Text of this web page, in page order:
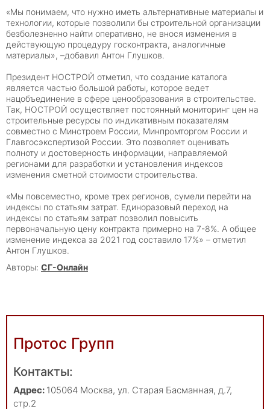
«Мы понимаем, что нужно иметь альтернативные материалы и
технологии, которые позволили бы строительной организации
безболезненно найти оперативно, не внося изменения в
действующую процедуру госконтракта, аналогичные
материалы», –добавил Антон Глушков.
Президент НОСТРОЙ отметил, что создание каталога
является частью большой работы, которое ведет
нацобъединение в сфере ценообразования в строительстве.
Так, НОСТРОЙ осуществляет постоянный мониторинг цен на
строительные ресурсы по индикативным показателям
совместно с Минстроем России, Минпромторгом России и
Главгосэкспертизой России. Это позволяет оценивать
полноту и достоверность информации, направляемой
регионами для разработки и установления индексов
изменения сметной стоимости строительства.
«Мы повсеместно, кроме трех регионов, сумели перейти на
индексы по статьям затрат. Единоразовый переход на
индексы по статьям затрат позволил повысить
первоначальную цену контракта примерно на 7-8%. А общее
изменение индекса за 2021 год составило 17%» – отметил
Антон Глушков.
Авторы: СГ-Онлайн
Протос Групп
Контакты:
Адрес: 105064 Москва, ул. Старая Басманная, д.7,
стр.2